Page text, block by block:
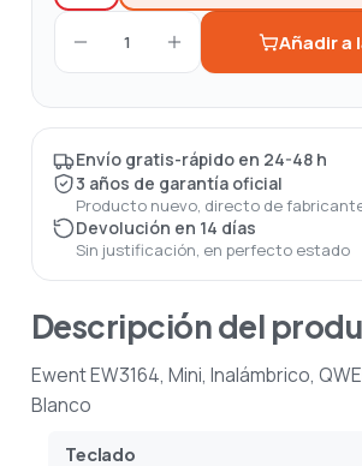
1 Añadir a
Envío gratis-rápido en 24-48 h
3 años de garantía oficial
Producto nuevo, directo de
Devolución en 14 días
Sin justificación, en perfecto estado
Descripción del
Ewent EW3164, Mini, Inalámbrico,
Blanco
Teclado